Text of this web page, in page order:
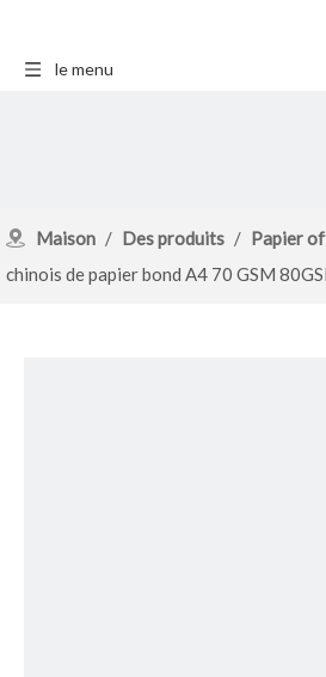
le menu
Maison / Des produits / Papier
chinois de papier bond A4 70 GSM